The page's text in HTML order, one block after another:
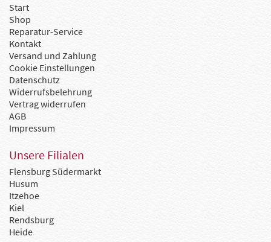
Start
Shop
Reparatur-Service
Kontakt
Versand und Zahlung
Cookie Einstellungen
Datenschutz
Widerrufsbelehrung
Vertrag widerrufen
AGB
Impressum
Unsere Filialen
Flensburg Südermarkt
Husum
Itzehoe
Kiel
Rendsburg
Heide